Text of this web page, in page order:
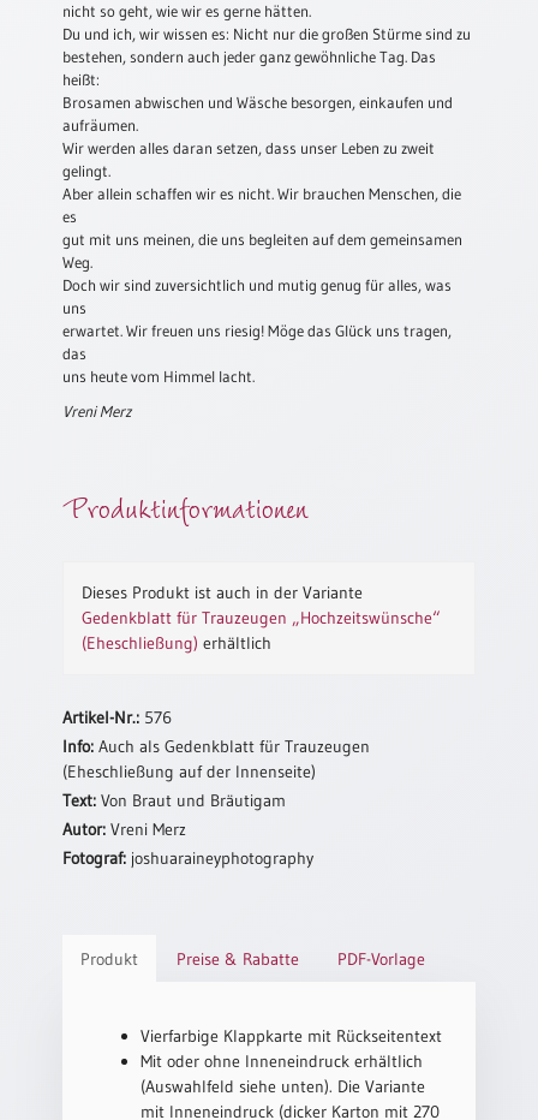
Jahreswechsel
Neutral
Urkunden
Sortimente
Neuerscheinungen
Themen
Anlässe
Taufe
Konfirmationsjubiläum
Eheschliessung
Urkunden
Abendmahlszulassung
Kirchen(wieder)eintritt
Neuerscheinungen
nicht so geht, wie wir es gerne hätten.
Du und ich, wir wissen es: Nicht nur die großen Stürme sind zu
bestehen, sondern auch jeder ganz gewöhnliche Tag. Das
heißt:
Brosamen abwischen und Wäsche besorgen, einkaufen und
aufräumen.
Wir werden alles daran setzen, dass unser Leben zu zweit
gelingt.
Aber allein schaffen wir es nicht. Wir brauchen Menschen, die
es
gut mit uns meinen, die uns begleiten auf dem gemeinsamen
Weg.
Doch wir sind zuversichtlich und mutig genug für alles, was
uns
erwartet. Wir freuen uns riesig! Möge das Glück uns tragen,
das
uns heute vom Himmel lacht.
Vreni Merz
Produktinformationen
Dieses Produkt ist auch in der Variante
Gedenkblatt für Trauzeugen „Hochzeitswünsche“
(Eheschließung) erhältlich
Artikel-Nr.: 576
Info: Auch als Gedenkblatt für Trauzeugen
(Eheschließung auf der Innenseite)
Text: Von Braut und Bräutigam
Autor: Vreni Merz
Fotograf: joshuaraineyphotography
Produkt Preise & Rabatte PDF-Vorlage
Vierfarbige Klappkarte mit Rückseitentext
Mit oder ohne Inneneindruck erhältlich
(Auswahlfeld siehe unten). Die Variante
mit Inneneindruck (dicker Karton mit 270